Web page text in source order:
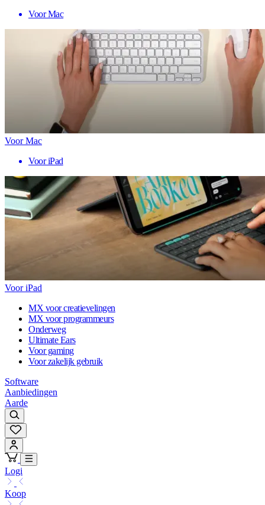
Voor Mac
Voor Mac
Voor iPad
Voor iPad
MX voor creatievelingen
MX voor programmeurs
Onderweg
Ultimate Ears
Voor gaming
Voor zakelijk gebruik
Software
Aanbiedingen
Aarde
Logi
Koop